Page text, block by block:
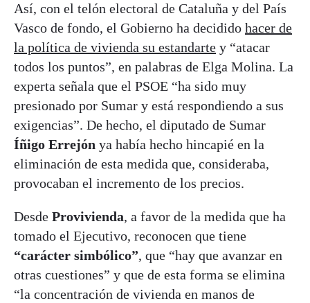
Así, con el telón electoral de Cataluña y del País
Vasco de fondo, el Gobierno ha decidido hacer de
la política de vivienda su estandarte y “atacar
todos los puntos”, en palabras de Elga Molina. La
experta señala que el PSOE “ha sido muy
presionado por Sumar y está respondiendo a sus
exigencias”. De hecho, el diputado de Sumar
Íñigo Errejón ya había hecho hincapié en la
eliminación de esta medida que, consideraba,
provocaban el incremento de los precios.
Desde Provivienda, a favor de la medida que ha
tomado el Ejecutivo, reconocen que tiene
“carácter simbólico”, que “hay que avanzar en
otras cuestiones” y que de esta forma se elimina
“la concentración de vivienda en manos de